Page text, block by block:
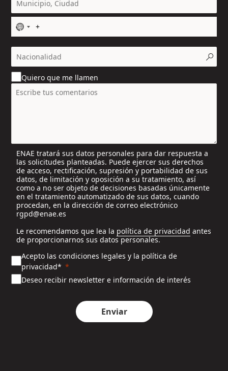
N
o
c
o
u
n
t
l
e
c
t
e
d
Quiero que me llamen
ENAE tratará sus datos personales para dar respuesta a
las solicitudes planteadas. Puede ejercer sus derechos
de acceso, rectificación, supresión y portabilidad de sus
datos, de limitación y oposición a su tratamiento, así
como a no ser objeto de decisiones basadas únicamente
en el tratamiento automatizado de sus datos, cuando
procedan, en la dirección de correo electrónico
rgpd@enae.es
Le recomendamos que lea la política de privacidad antes
de proporcionarnos sus datos personales.
Acepto las condiciones legales y la política de
privacidad*
Deseo recibir newsletter e información de interés
Enviar